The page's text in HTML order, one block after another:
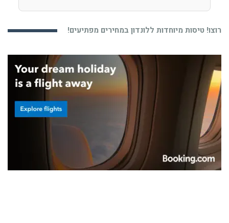
רוצו! טיסות מיוחדות ללונדון במחירים מפתיעים!